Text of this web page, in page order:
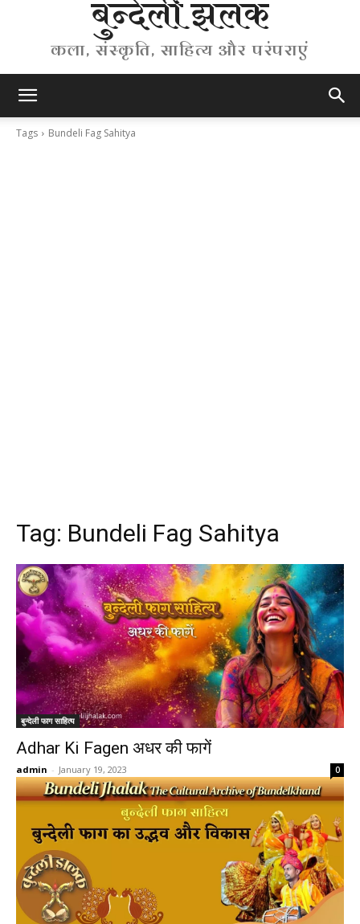
बुन्देली झलक
कला, संस्कृति, साहित्य और परंपराएं
Tags Bundeli Fag Sahitya
Tag: Bundeli Fag Sahitya
बुन्देली फाग साहित्य
Adhar Ki Fagen अधर की फागें
admin - January 19, 2023 0